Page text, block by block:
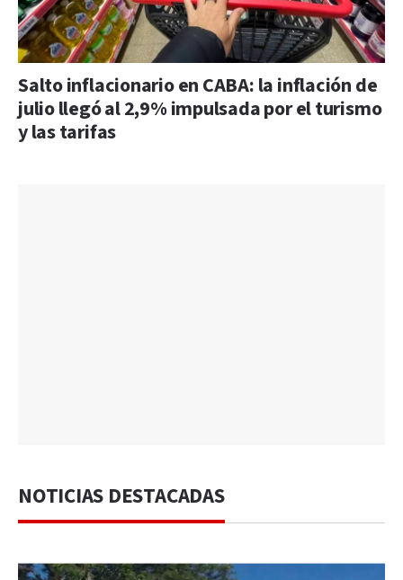
Salto inflacionario en CABA: la inflación de
julio llegó al 2,9% impulsada por el turismo
y las tarifas
NOTICIAS DESTACADAS